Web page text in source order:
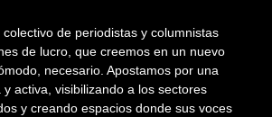
colectivo de periodistas y columnistas
de lucro, que creemos en un nuevo
necesario. Apostamos por una
activa, visibilizando a los sectores
y creando espacios donde sus voces